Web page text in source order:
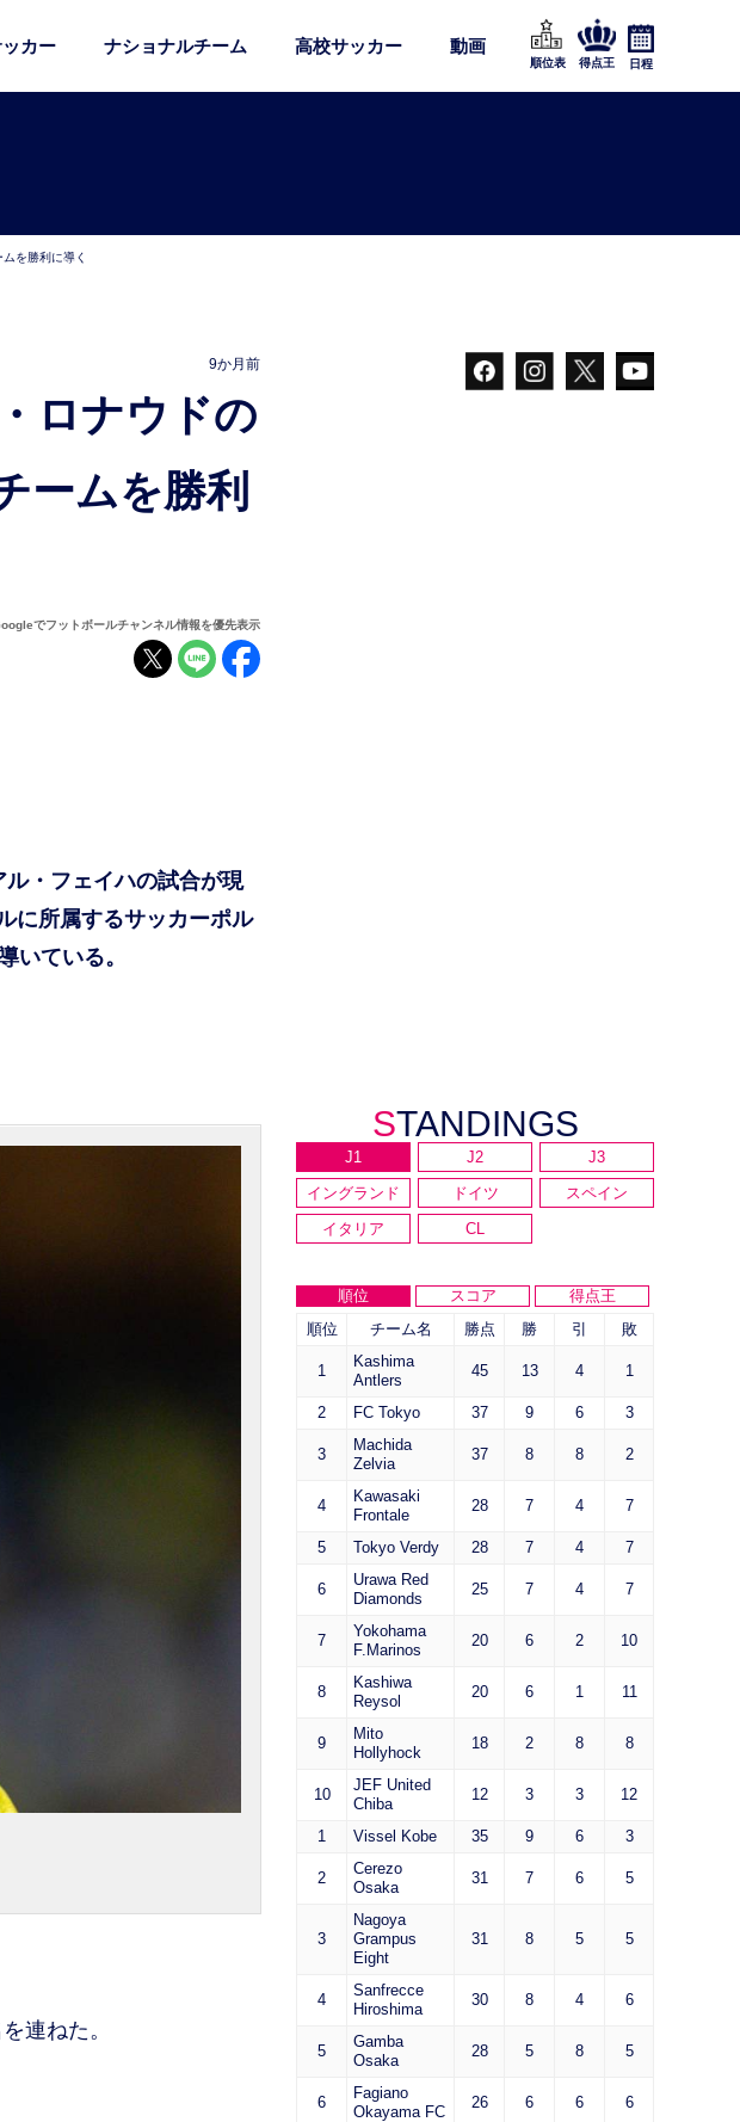
カー ナショナルチーム 高校サッカー 動画
順位表 得点王 日程
を勝利に導く
9か月前
ームを勝利
でフットボールチャンネル情報を優先表示
・フェイハの試合が現
に所属するサッカーポル
いている。
連ねた。
STANDINGS
J1 J2
J3
イングランド
ドイツ
スペイン
イタリア
CL
順位 スコア
得点王
順位
チーム名 勝点 勝 引 敗
1
Kashima
Antlers
45 13 4 1
2 FC Tokyo 37 9 6 3
3
Machida
Zelvia
37 8 8 2
4
Kawasaki
Frontale
28 7 4 7
5 Tokyo Verdy 28 7 4 7
6
Urawa Red
Diamonds
25 7 4 7
7
Yokohama
F.Marinos
20 6 2 10
8
Kashiwa
Reysol
20 6 1 11
9
Mito
Hollyhock
18 2 8 8
10
JEF United
Chiba
12 3 3 12
1 Vissel Kobe 35 9 6 3
2
Cerezo
Osaka
31 7 6 5
3
Nagoya
Grampus
Eight
31 8 5 5
4
Sanfrecce
Hiroshima
30 8 4 6
5
Gamba
Osaka
28 5 8 5
6
Fagiano
Okayama FC
26 6 6 6